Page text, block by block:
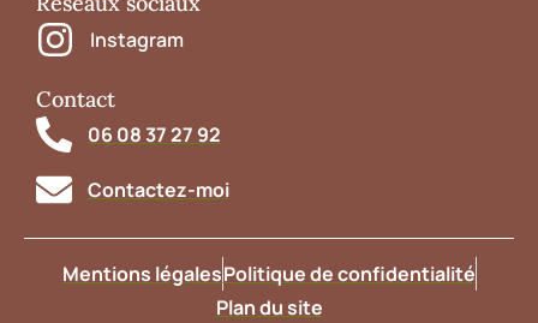
Instagram
Contact
06 08 37 27 92
Contactez-moi
Mentions légalesPolitique de confidentialité
Plan du site